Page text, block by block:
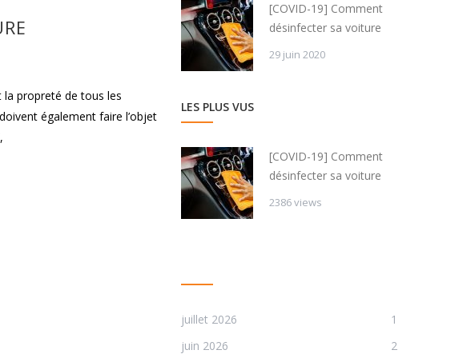
la propreté de tous les
également faire l’objet
[COVID-19] Comment
désinfecter sa voiture
29 juin 2020
LES PLUS VUS
[COVID-19] Comment
désinfecter sa voiture
2386 views
juillet 2026
1
juin 2026
2